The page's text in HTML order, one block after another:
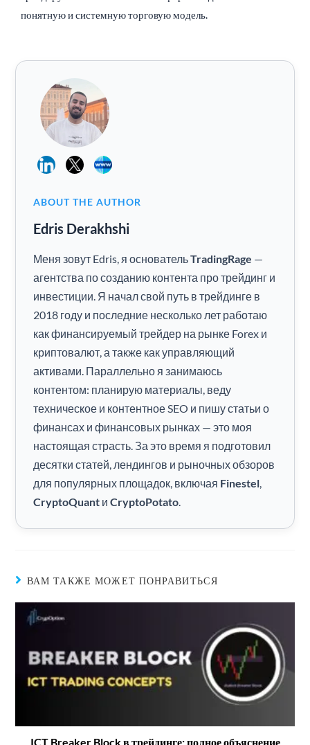
понятную и системную торговую модель.
ABOUT THE AUTHOR
Edris Derakhshi
Меня зовут Edris, я основательTradingRage —
агентства по созданию контента про трейдинг и
инвестиции. Я начал свой путь в трейдинге в
2018 году и последние несколько лет работаю
как финансируемый трейдер на рынке Forex и
криптовалют, а также как управляющий
активами. Параллельно я занимаюсь
контентом: планирую материалы, веду
техническое и контентное SEO и пишу статьи о
финансах и финансовых рынках — это моя
настоящая страсть. За это время я подготовил
десятки статей, лендингов и рыночных обзоров
для популярных площадок, включая Finestel,
CryptoQuant иCryptoPotato.
ВАМ ТАКЖЕ МОЖЕТ ПОНРАВИТЬСЯ
ICT Breaker Block в трейдинге: полное объяснение